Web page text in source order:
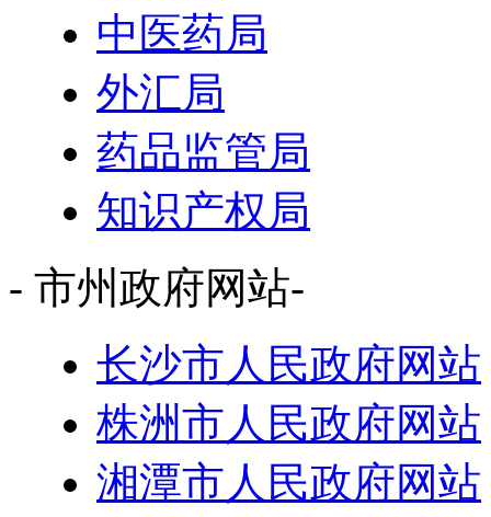
中医药局
外汇局
药品监管局
知识产权局
- 市州政府网站-
长沙市人民政府网站
株洲市人民政府网站
湘潭市人民政府网站